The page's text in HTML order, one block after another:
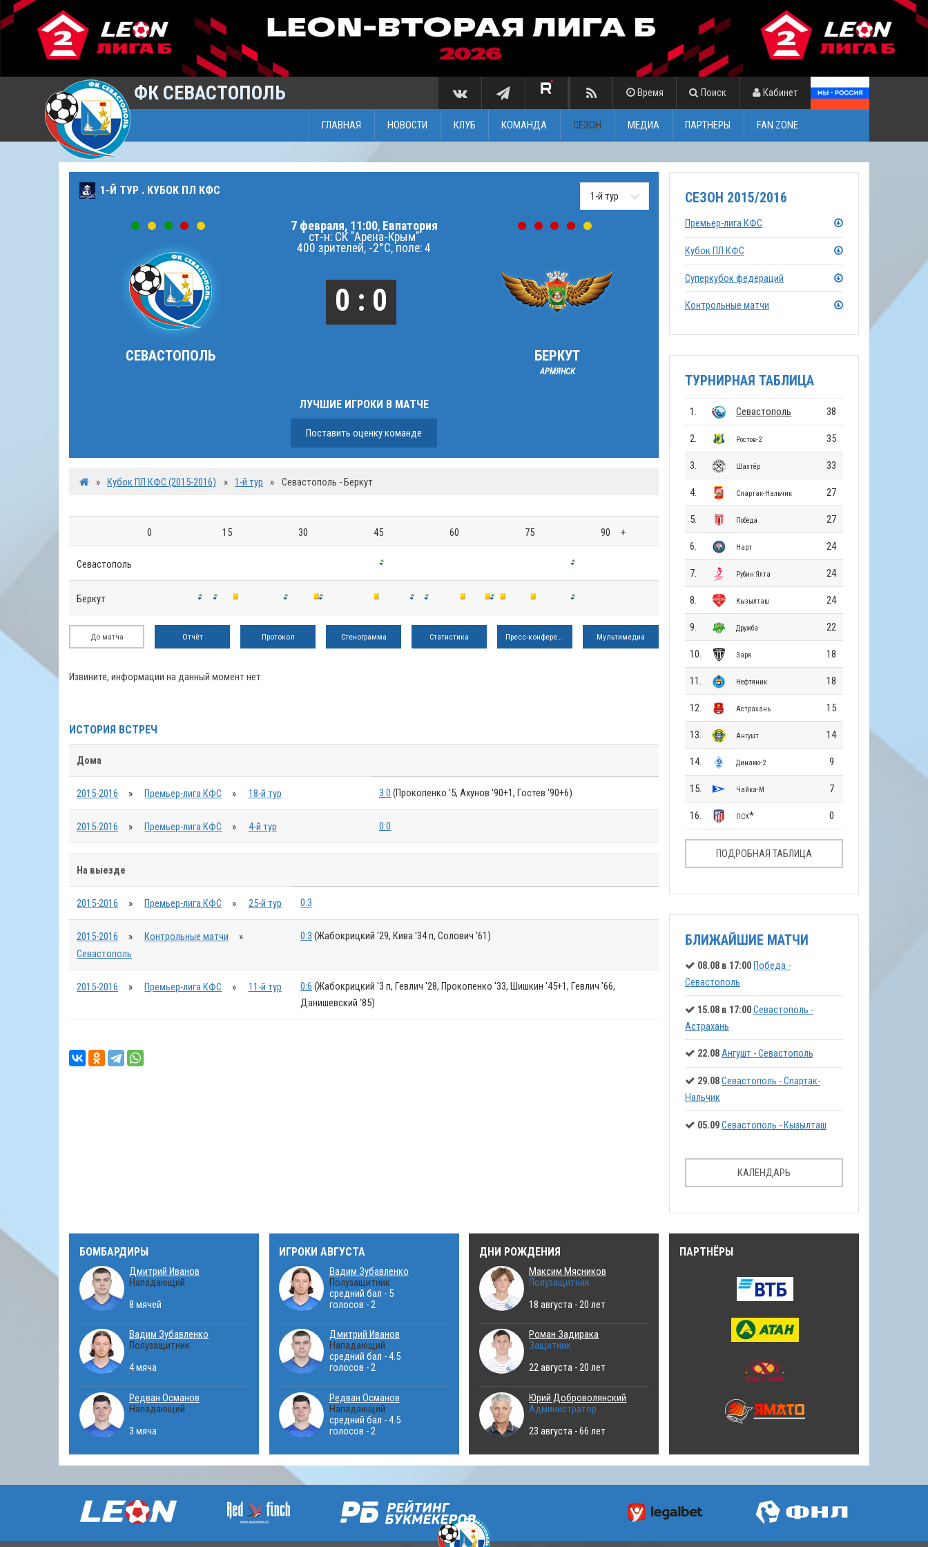
ФК СЕВАСТОПОЛЬ Время Поиск Кабинет
ГЛАВНАЯ НОВОСТИ КЛУБ КОМАНДА СЕЗОН МЕДИА ПАРТНЕРЫ FAN ZONE
1-Й ТУР . КУБОК ПЛ КФС
СЕВАСТОПОЛЬ
7 февраля, 11:00, Евпатория
ст-н: СК "Арена-Крым"
400 зрителей, -2°C, поле: 4
0 : 0
БЕРКУТ
АРМЯНСК
ЛУЧШИЕ ИГРОКИ В МАТЧЕ
Поставить оценку команде
» Кубок ПЛ КФС (2015-2016) » 1-й тур » Севастополь - Беркут
0 15 30 45 60 75 90 +
Севастополь
Беркут
До матча Отчёт Протокол Стенограмма Статистика Пресс-конференция Мультимедиа
Извините, информации на данный момент нет.
ИСТОРИЯ ВСТРЕЧ
Дома
2015-2016 » Премьер-лига КФС » 18-й тур 3:0 (Прокопенко '5, Ахунов '90+1, Гостев '90+6)
2015-2016 » Премьер-лига КФС » 4-й тур 0:0
На выезде
2015-2016 » Премьер-лига КФС » 25-й тур 0:3
2015-2016 » Контрольные матчи
»
Севастополь
0:3 (Жабокрицкий '29, Кива '34 п, Солович '61)
2015-2016 » Премьер-лига КФС » 11-й тур 0:6 (Жабокрицкий '3 п, Гевлич '28, Прокопенко '33, Шишкин '45+1, Гевлич '66,
Данишевский '85)
СЕЗОН 2015/2016
Премьер-лига КФС
Кубок ПЛ КФС
Суперкубок федераций
Контрольные матчи
ТУРНИРНАЯ ТАБЛИЦА
1. Севастополь 38
2. Ростов-2 35
3. Шахтёр 33
4. Спартак-Нальчик 27
5. Победа 27
6. Нарт 24
7. Рубин Ялта 24
8. Кызылташ 24
9. Дружба 22
10. Заря 18
11. Нефтяник 18
12. Астрахань 15
13. Ангушт 14
14. Динамо-2 9
15. Чайка-М 7
16. ПСК* 0
ПОДРОБНАЯ ТАБЛИЦА
БЛИЖАЙШИЕ МАТЧИ
08.08 в 17:00Победа -
Севастополь
15.08 в 17:00Севастополь -
Астрахань
22.08Ангушт - Севастополь
29.08Севастополь - Спартак-
Нальчик
05.09Севастополь - Кызылташ
КАЛЕНДАРЬ
БОМБАРДИРЫ
Дмитрий Иванов
Нападающий
8 мячей
Вадим Зубавленко
Полузащитник
4 мяча
Редван Османов
Нападающий
3 мяча
ИГРОКИ АВГУСТА
Вадим Зубавленко
Полузащитник
средний бал - 5
голосов - 2
Дмитрий Иванов
Нападающий
средний бал - 4.5
голосов - 2
Редван Османов
Нападающий
средний бал - 4.5
голосов - 2
ДНИ РОЖДЕНИЯ
Максим Мясников
Полузащитник
18 августа - 20 лет
Роман Задирака
Защитник
22 августа - 20 лет
Юрий Доброволянский
Администратор
23 августа - 66 лет
ПАРТНЁРЫ